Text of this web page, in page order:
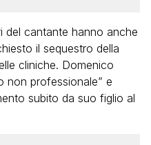
del cantante hanno anche
il sequestro della
cliniche. Domenico
non professionale” e
subito da suo figlio al